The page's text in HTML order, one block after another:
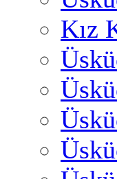
Kız